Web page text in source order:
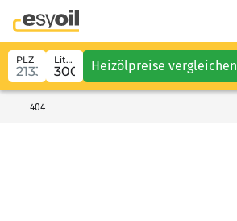
PLZ Liter Heizölpreise vergleichen
404